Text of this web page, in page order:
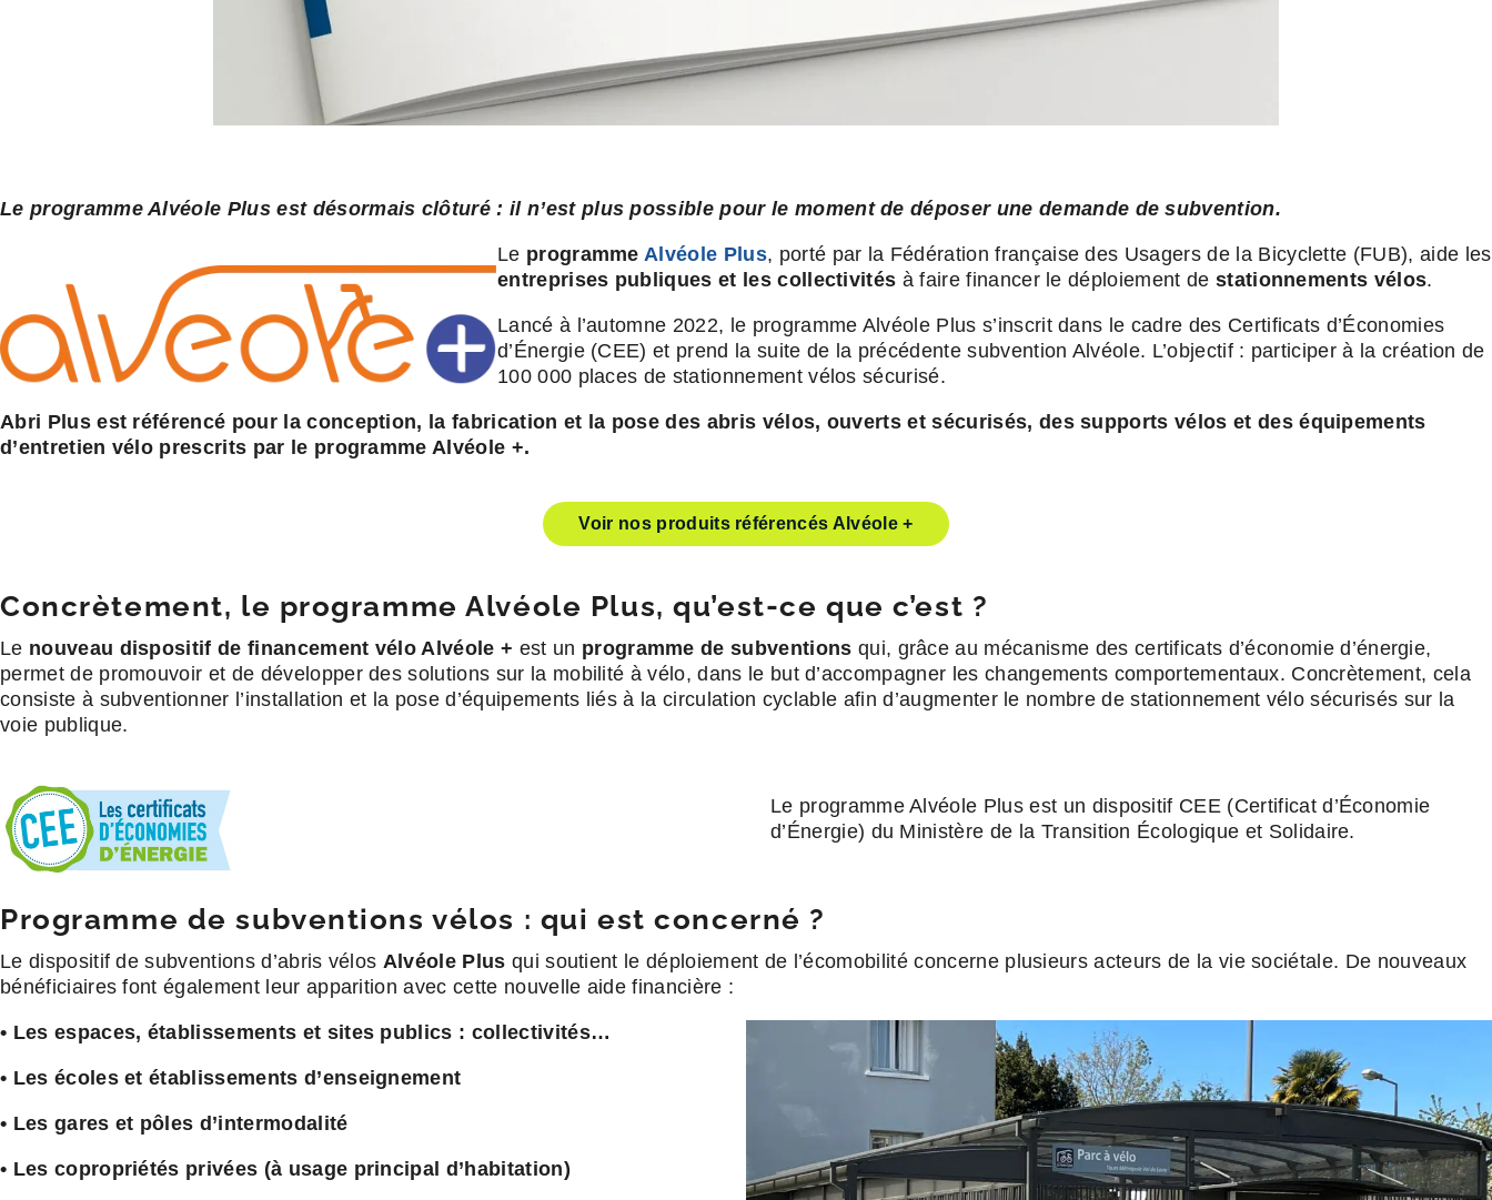
Le programme Alvéole Plus est désormais clôturé : il n’est plus possible pour le moment de déposer une demande de subvention.
Le programme Alvéole Plus, porté par la Fédération française des Usagers de la Bicyclette (FUB), aide les
entreprises publiques et les collectivités à faire financer le déploiement de stationnements vélos.
Lancé à l’automne 2022, le programme Alvéole Plus s’inscrit dans le cadre des Certificats d’Économies
d’Énergie (CEE) et prend la suite de la précédente subvention Alvéole. L’objectif : participer à la création de
100 000 places de stationnement vélos sécurisé.
Abri Plus est référencé pour la conception, la fabrication et la pose des abris vélos, ouverts et sécurisés, des supports vélos et des équipements
d’entretien vélo prescrits par le programme Alvéole +.
Voir nos produits référencés Alvéole +
Concrètement, le programme Alvéole Plus, qu’est-ce que c’est ?
Le nouveau dispositif de financement vélo Alvéole + est un programme de subventions qui, grâce au mécanisme des certificats d’économie d’énergie,
permet de promouvoir et de développer des solutions sur la mobilité à vélo, dans le but d’accompagner les changements comportementaux. Concrètement, cela
consiste à subventionner l’installation et la pose d’équipements liés à la circulation cyclable afin d’augmenter le nombre de stationnement vélo sécurisés sur la
voie publique.
Le programme Alvéole Plus est un dispositif CEE (Certificat d’Économie
d’Énergie) du Ministère de la Transition Écologique et Solidaire.
Programme de subventions vélos : qui est concerné ?
Le dispositif de subventions d’abris vélos Alvéole Plus qui soutient le déploiement de l’écomobilité concerne plusieurs acteurs de la vie sociétale. De nouveaux
bénéficiaires font également leur apparition avec cette nouvelle aide financière :
• Les espaces, établissements et sites publics : collectivités…
• Les écoles et établissements d’enseignement
• Les gares et pôles d’intermodalité
• Les copropriétés privées (à usage principal d’habitation)